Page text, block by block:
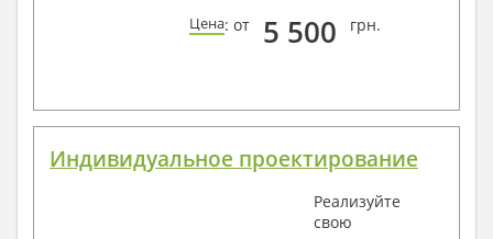
Цена: от 5 500 грн.
Индивидуальное проектирование
Реализуйте
свою